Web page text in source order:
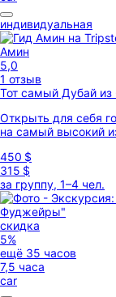
индивидуальная
Амин
5,0
1 отзыв
Тот самый Дубай
Открыть для себя
на самый высокий
450 $
315 $
за группу, 1–4 чел.
скидка
5%
ещё 35 часов
7,5 часа
car